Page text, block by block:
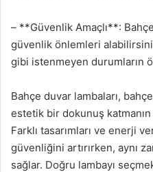
– **Güvenlik Amaçlı**:
güvenlik önlemleri
gibi istenmeyen durumların
Bahçe duvar lambaları,
estetik bir dokunuş
Farklı tasarımları ve enerji
güvenliğini artırırken, aynı
sağlar. Doğru lambayı